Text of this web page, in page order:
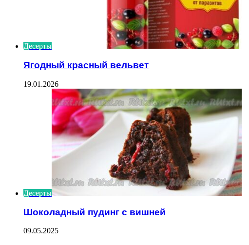
Десерты
Ягодный красный вельвет
19.01.2026
Десерты
Шоколадный пудинг с вишней
09.05.2025